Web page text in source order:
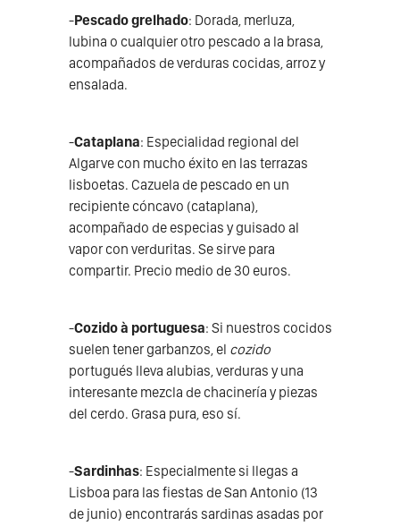
-Pescado grelhado: Dorada, merluza,
lubina o cualquier otro pescado a la brasa,
acompañados de verduras cocidas, arroz y
ensalada.
-Cataplana: Especialidad regional del
Algarve con mucho éxito en las terrazas
lisboetas. Cazuela de pescado en un
recipiente cóncavo (cataplana),
acompañado de especias y guisado al
vapor con verduritas. Se sirve para
compartir. Precio medio de 30 euros.
-Cozido à portuguesa: Si nuestros cocidos
suelen tener garbanzos, el cozido
portugués lleva alubias, verduras y una
interesante mezcla de chacinería y piezas
del cerdo. Grasa pura, eso sí.
-Sardinhas: Especialmente si llegas a
Lisboa para las fiestas de San Antonio (13
de junio) encontrarás sardinas asadas por